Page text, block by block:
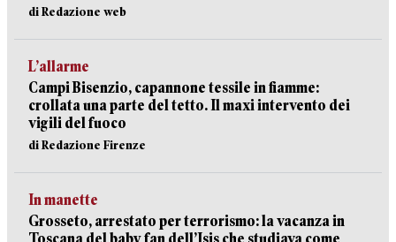
di Redazione web
L’allarme
Campi Bisenzio, capannone tessile in fiamme:
crollata una parte del tetto. Il maxi intervento dei
vigili del fuoco
di Redazione Firenze
In manette
Grosseto, arrestato per terrorismo: la vacanza in